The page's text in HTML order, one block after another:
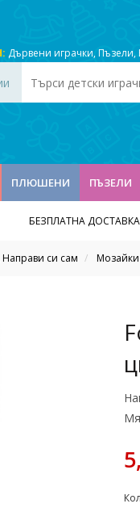
Дървени играчки,Пъзели,
ПЛЮШЕНИ ПЪЗЕЛИ
БЕЗПЛАТНА ДОСТАВКА
си сам Мозайки